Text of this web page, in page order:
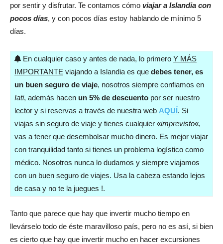
por sentir y disfrutar. Te contamos cómo viajar a Islandia con
pocos días, y con pocos días estoy hablando de mínimo 5
días.
En cualquier caso y antes de nada, lo primeroY MÁS
IMPORTANTE viajando a Islandia es que debes tener, es
un buen seguro de viaje, nosotros siempre confiamos en
Iati, además hacen un 5% de descuento por ser nuestro
lector y si reservas a través de nuestra web AQUÍ. Si
viajas sin seguro de viaje y tienes cualquier «imprevisto«,
vas a tener que desembolsar mucho dinero. Es mejor viajar
con tranquilidad tanto si tienes un problema logístico como
médico. Nosotros nunca lo dudamos y siempre viajamos
con un buen seguro de viajes. Usa la cabeza estando lejos
de casa y no te la juegues !.
Tanto que parece que hay que invertir mucho tiempo en
llevárselo todo de éste maravilloso país, pero no es así, si bien
es cierto que hay que invertir mucho en hacer excursiones